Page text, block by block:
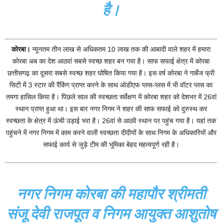
है।
कोरबा। न्यूनतम तीन लाख से अधिकतम 10 लाख तक की आबादी वाले शहर में हमारा
कोरबा अब का देश आठवां सबसे स्वच्छ शहर बन गया है। साफ सफाई क्षेत्र में कोरबा
छत्तीसगढ़ का दूसरा सबसे स्वच्छ शहर घोषित किया गया है। इस वर्ष कोरबा ने गार्बेज फ्री
सिटी में 3 स्टार की रैंकिंग प्राप्त करने के साथ ओडीएफ प्लस-प्लस में भी वॉटर प्लस का
तमगा हासिल किया है। पिछले साल की स्वच्छता सर्वेक्षण में कोरबा शहर को देशभर में 26वां
स्थान प्राप्त हुआ था। इस बार नगर निगम ने शहर की साफ सफाई को दुरुस्थ कर
स्वच्छता के क्षेत्र में ऊंची उड़ाई भरा है। 26वां से आठवें स्थान पर पहुंच गया है। यहां तक
पहुंचने में नगर निगम में काम करने वाली स्वच्छता दीदीयों के साथ निगम के अधिकारियों और
सफाई कार्य से जुड़े टीम की भूमिका बेहद महत्वपूर्ण रही है।
नगर निगम कोरबा की महापौर श्रीमती
संजू देवी राजपूत व निगम आयुक्त आशुतोष